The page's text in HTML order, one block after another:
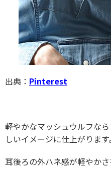
出典： Pinterest
軽やかなマッシュウルフな
しいイメージに仕上がります。
耳後ろの外ハネ感が軽やかさ